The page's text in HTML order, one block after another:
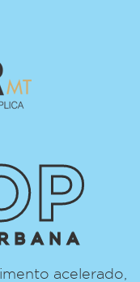
acelerado,